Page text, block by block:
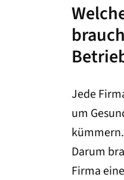
Jede
um
kümmern.
Darum
Firma